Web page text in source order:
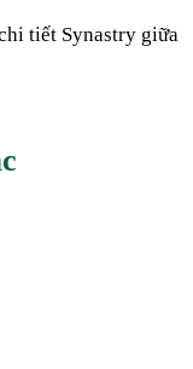
tiết Synastry giữa